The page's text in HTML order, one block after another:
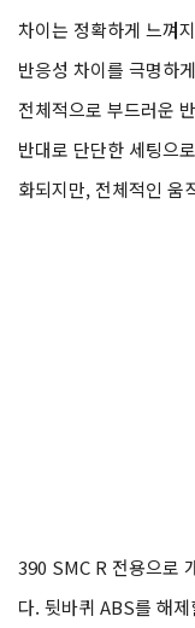
차이는 정확하게 느껴
반응성 차이를 극명하
전체적으로 부드러운
반대로 단단한 세팅으
화되지만, 전체적인 움
390 SMC R 전용으로
다. 뒷바퀴 ABS를 해